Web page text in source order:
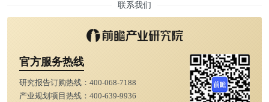
在进口金额方面，2019年全年中国钢材进口金额达到
14.1%。截止至2020年12月中国钢材进口金额为
1406269千美元(1406.27百万美元)，同比下降1.4%。
累计方面，2020年全年中国钢材进口金额累计达到
联系我们
官方服务热线
研究报告订购热线： 400-068-7188
产业规划项目热线： 400-639-9936